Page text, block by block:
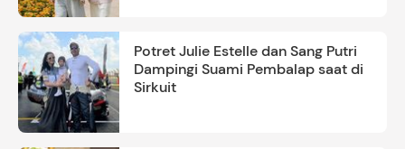
Potret Julie Estelle dan Sang Putri
Dampingi Suami Pembalap saat di
Sirkuit